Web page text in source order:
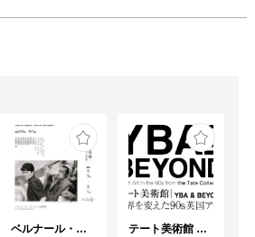
ベルナール・ビュフェと写真 ーカメラがとらえたビュフェとその時代、そして21 世紀へ テート美術館 ― YBA & BEYOND 世界を変えた90s英国アート